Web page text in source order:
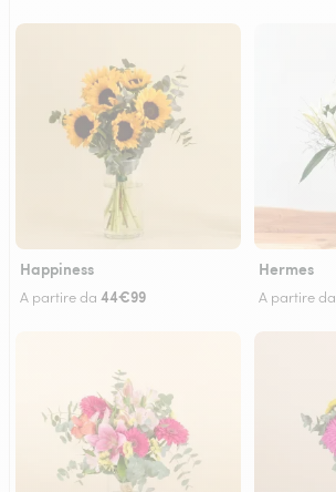
Happiness
A partire da 44€99
Hermes
A partire da